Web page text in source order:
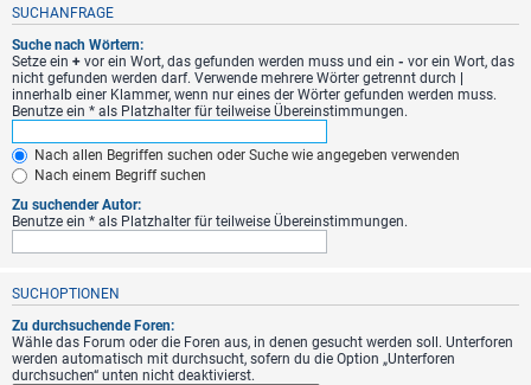
SUCHANFRAGE
Suche nach Wörtern:
Setze ein + vor ein Wort, das gefunden werden muss und ein - vor ein Wort, das
nicht gefunden werden darf. Verwende mehrere Wörter getrennt durch |
innerhalb einer Klammer, wenn nur eines der Wörter gefunden werden muss.
Benutze ein * als Platzhalter für teilweise Übereinstimmungen.
Nach allen Begriffen suchen oder Suche wie angegeben verwenden
Nach einem Begriff suchen
Zu suchender Autor:
Benutze ein * als Platzhalter für teilweise Übereinstimmungen.
SUCHOPTIONEN
Zu durchsuchende Foren:
Wähle das Forum oder die Foren aus, in denen gesucht werden soll. Unterforen
werden automatisch mit durchsucht, sofern du die Option „Unterforen
durchsuchen“ unten nicht deaktivierst.